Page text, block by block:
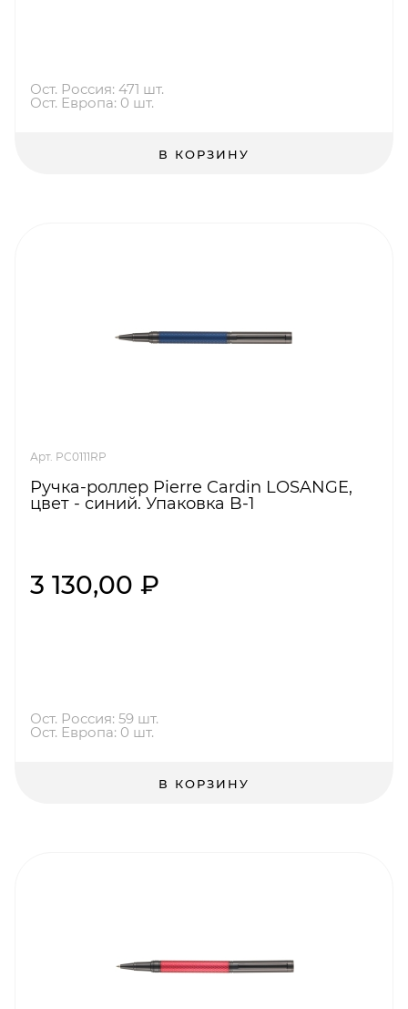
Ост. Россия: 471 шт.
Ост. Европа: 0 шт.
В КОРЗИНУ
Арт. PC0111RP
Ручка-роллер Pierre Cardin LOSANGE,
цвет - синий. Упаковка B-1
3 130,00 ₽
Ост. Россия: 59 шт.
Ост. Европа: 0 шт.
В КОРЗИНУ